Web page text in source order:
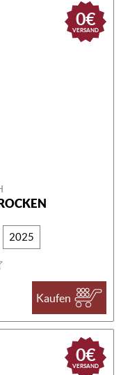
0€
VERSAND
2025
Kaufen
0€
VERSAND